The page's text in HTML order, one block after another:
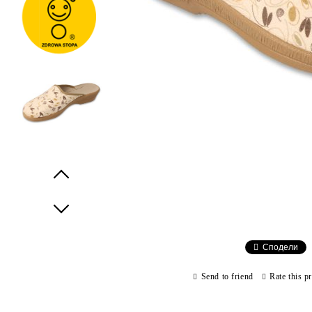
Сподели
Send to friend Rate this